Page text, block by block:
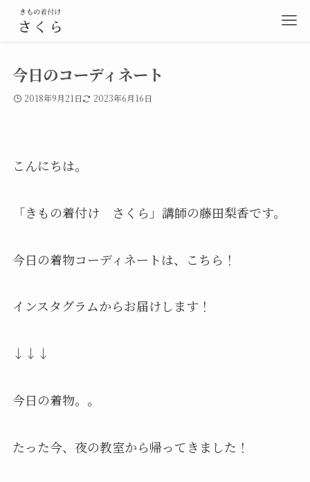
今日のコーディネート
2018年9月21日 2023年6月16日
こんにちは。
「きもの着付け さくら」講師の藤田梨香です。
今日の着物コーディネートは、こちら！
インスタグラムからお届けします！
↓↓↓
今日の着物。。
たった今、夜の教室から帰ってきました！